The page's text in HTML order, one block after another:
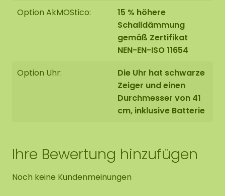
Option AkMOStico:
15 % höhere
Schalldämmung
gemäß Zertifikat
NEN-EN-ISO 11654
Option Uhr:
Die Uhr hat schwarze
Zeiger und einen
Durchmesser von 41
cm, inklusive Batterie
Ihre Bewertung hinzufügen
Noch keine Kundenmeinungen